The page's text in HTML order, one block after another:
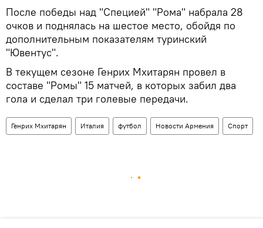
После победы над "Специей" "Рома" набрала 28
очков и поднялась на шестое место, обойдя по
дополнительным показателям туринский
"Ювентус".
В текущем сезоне Генрих Мхитарян провел в
составе "Ромы" 15 матчей, в которых забил два
гола и сделал три голевые передачи.
Генрих Мхитарян Италия футбол Новости Армения Спорт